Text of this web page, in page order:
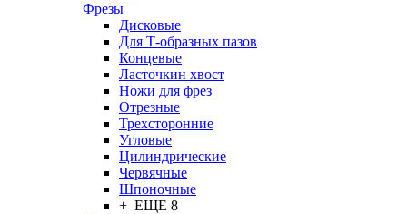
Фрезы
Дисковые
Для Т-образных пазов
Концевые
Ласточкин хвост
Ножи для фрез
Отрезные
Трехсторонние
Угловые
Цилиндрические
Червячные
Шпоночные
+ ЕЩЕ 8